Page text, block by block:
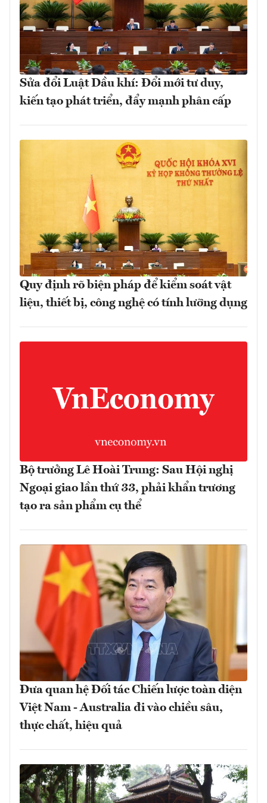
Sửa đổi Luật Dầu khí: Đổi mới tư duy,
kiến tạo phát triển, đẩy mạnh phân cấp
Quy định rõ biện pháp để kiểm soát vật
liệu, thiết bị, công nghệ có tính lưỡng dụng
Bộ trưởng Lê Hoài Trung: Sau Hội nghị
Ngoại giao lần thứ 33, phải khẩn trương
tạo ra sản phẩm cụ thể
Đưa quan hệ Đối tác Chiến lược toàn diện
Việt Nam - Australia đi vào chiều sâu,
thực chất, hiệu quả